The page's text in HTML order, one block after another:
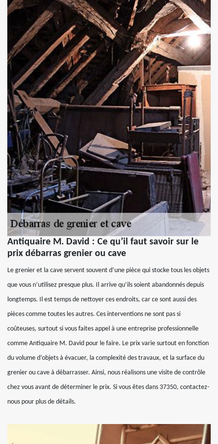
Antiquaire M. David : Ce qu’il faut savoir sur le
prix débarras grenier ou cave
Le grenier et la cave servent souvent d’une pièce qui stocke tous les objets
que vous n’utilisez presque plus. Il arrive qu’ils soient abandonnés depuis
longtemps. Il est temps de nettoyer ces endroits, car ce sont aussi des
pièces comme toutes les autres. Ces interventions ne sont pas si
coûteuses, surtout si vous faites appel à une entreprise professionnelle
comme Antiquaire M. David pour le faire. Le prix varie surtout en fonction
du volume d’objets à évacuer, la complexité des travaux, et la surface du
grenier ou cave à débarrasser. Ainsi, nous réalisons une visite de contrôle
chez vous avant de déterminer le prix. Si vous êtes dans 37350, contactez-
nous pour plus de détails.